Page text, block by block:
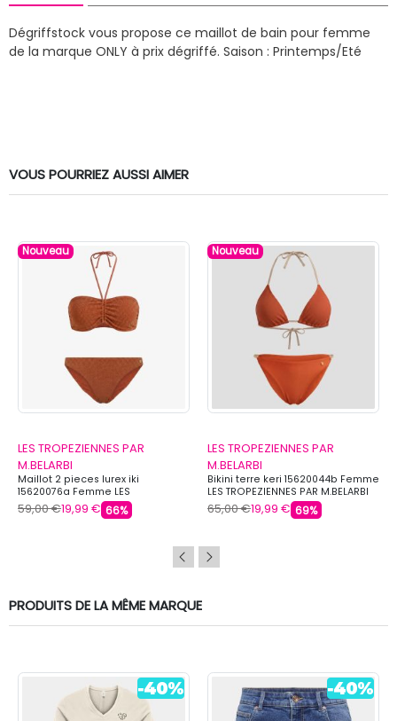
Dégriffstock vous propose ce maillot de bain pour femme
de la marque ONLY à prix dégriffé. Saison : Printemps/Eté
VOUS POURRIEZ AUSSI AIMER
Nouveau
LES TROPEZIENNES PAR
M.BELARBI
Maillot 2 pieces lurex iki
15620076a Femme LES
TROPEZIENNES PAR M.BELARBI
59,00 €19,99 € 66%
Nouveau
LES TROPEZIENNES PAR
M.BELARBI
Bikini terre keri 15620044b Femme
LES TROPEZIENNES PAR M.BELARBI
65,00 €19,99 € 69%
PRODUITS DE LA MÊME MARQUE